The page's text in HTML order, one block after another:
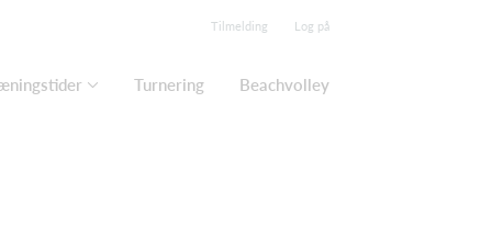
Tilmelding Log på
Turnering Beachvolley